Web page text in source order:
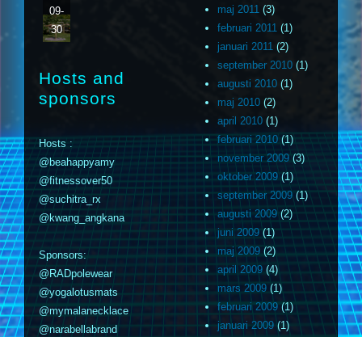
09-
30
Hosts and
sponsors
Hosts :
@beahappyamy
@fitnessover50
@suchitra_rx
@kwang_angkana
Sponsors:
@RADpolewear
@yogalotusmats
@mymalanecklace
@narabellabrand
maj 2011 (3)
februari 2011 (1)
januari 2011 (2)
september 2010 (1)
augusti 2010 (1)
maj 2010 (2)
april 2010 (1)
februari 2010(1)
november 2009(3)
oktober 2009(1)
september 2009 (1)
augusti 2009(2)
juni 2009(1)
maj 2009(2)
april 2009 (4)
mars 2009 (1)
februari 2009(1)
januari 2009 (1)